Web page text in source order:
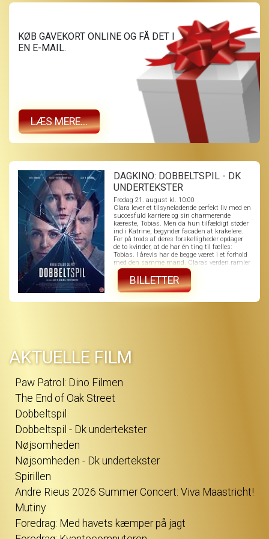
KØB GAVEKORT ONLINE OG FÅ DET I
EN E-MAIL.
LÆS MERE...
DAGKINO: DOBBELTSPIL - DK
UNDERTEKSTER
Fredag 21. august kl. 10:00
Clara lever et tilsyneladende perfekt liv med en
succesfuld karriere og sin charmerende
kæreste, Tobias. Men da hun tilfældigt støder
ind i Katrine, begynder facaden at krakelere.
For på trods af deres forskelligheder opdager
de to kvinder, at de har én ting til fælles:
Tobias. I årevis har de begge været i et forhold
med den samme mand. Claras verden ramler
og i jagten på sandheden vikles hun ind i et
uigennemskueligt spil, hvor grænserne
mellem sandhed og løgn, begær og bedrag
flyder sammen - og hvor det bliver stadig
sværere at afgøre, hvem der egentlig
BILLETTER
AKTUELLE FILM
Paw Patrol: Dino Filmen
The End of Oak Street
Dobbeltspil
Dobbeltspil - Dk undertekster
Nøjsomheden
Nøjsomheden - Dk undertekster
Spirillen
Andre Rieus 2026 Summer Concert: Viva Maastricht!
Mutiny
Foredrag: Med havets kæmper på jagt